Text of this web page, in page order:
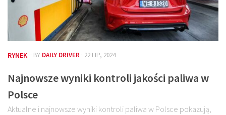
RYNEK · BY DAILY DRIVER · 22 LIP, 2024
Najnowsze wyniki kontroli jakości paliwa w
Polsce
Aktualne i najnowsze wyniki kontroli paliwa w Polsce pokazują,